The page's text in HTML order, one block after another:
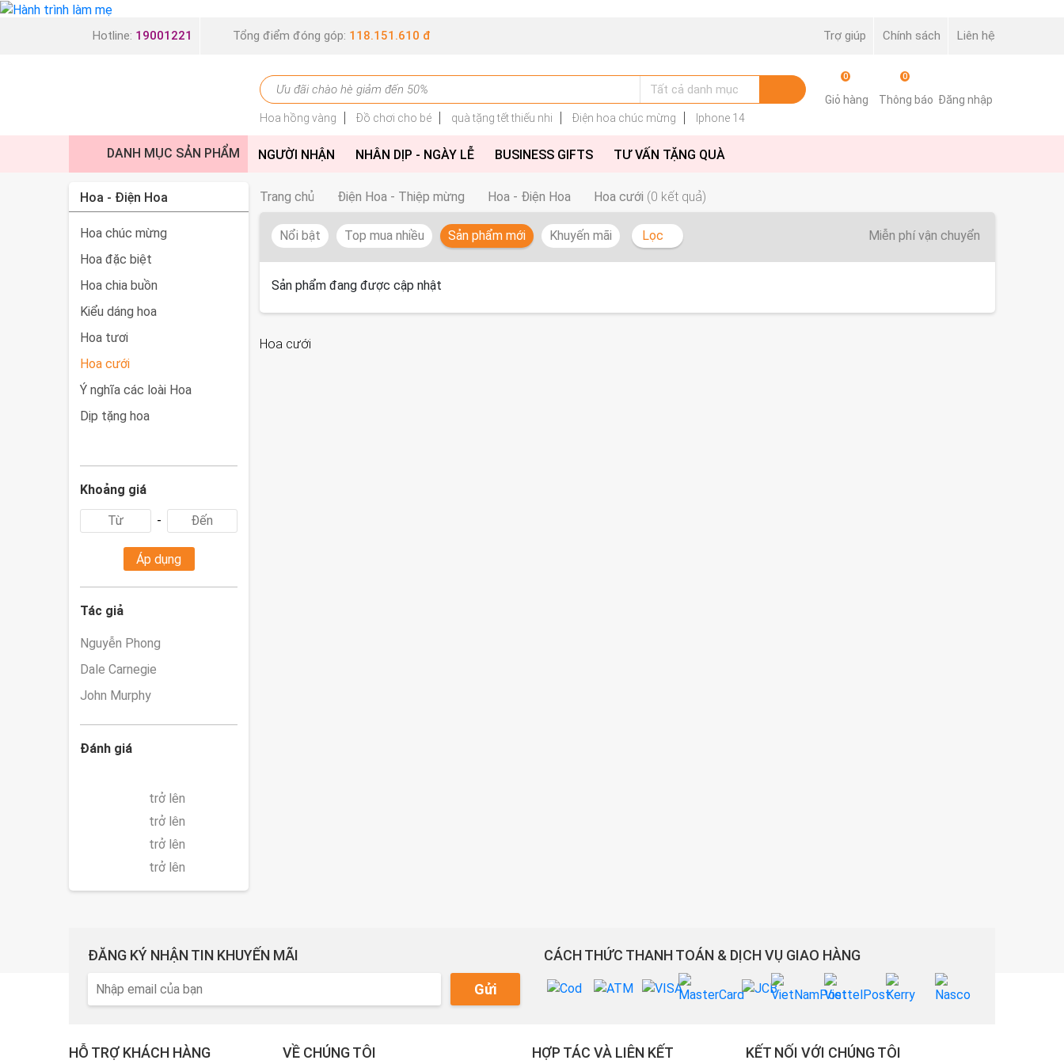
Hotline: 19001221 Tổng điểm đóng góp: 118.151.610 đ Trợ giúp Chính sách Liên hệ
Hoa hồng vàng Đồ chơi cho bé quà tặng tết thiếu nhi Điện hoa chúc mừng Iphone 14
0
Giỏ hàng
0
Thông báo Đăng nhập
DANH MỤC SẢN PHẨM NGƯỜI NHẬN NHÂN DỊP - NGÀY LỄ BUSINESS GIFTS TƯ VẤN TẶNG QUÀ
Hoa - Điện Hoa
Hoa chúc mừng
Hoa đặc biệt
Hoa chia buồn
Kiểu dáng hoa
Hoa tươi
Hoa cưới
Ý nghĩa các loài Hoa
Dịp tặng hoa
Khoảng giá
-
Áp dụng
Tác giả
Nguyễn Phong
Dale Carnegie
John Murphy
Đánh giá
trở lên
trở lên
trở lên
trở lên
Trang chủ Điện Hoa - Thiệp mừng Hoa - Điện Hoa Hoa cưới (0 kết quả)
Nổi bật Top mua nhiều Sản phẩm mới Khuyến mãi Lọc Miễn phí vận chuyển
Sản phẩm đang được cập nhật
Hoa cưới
ĐĂNG KÝ NHẬN TIN KHUYẾN MÃI
Gửi
CÁCH THỨC THANH TOÁN & DỊCH VỤ GIAO HÀNG
HỖ TRỢ KHÁCH HÀNG VỀ CHÚNG TÔI HỢP TÁC VÀ LIÊN KẾT KẾT NỐI VỚI CHÚNG TÔI